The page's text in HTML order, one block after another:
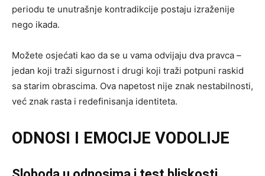
periodu te unutrašnje kontradikcije postaju izraženije
nego ikada.
Možete osjećati kao da se u vama odvijaju dva pravca –
jedan koji traži sigurnost i drugi koji traži potpuni raskid
sa starim obrascima. Ova napetost nije znak nestabilnosti,
već znak rasta i redefinisanja identiteta.
ODNOSI I EMOCIJE VODOLIJE